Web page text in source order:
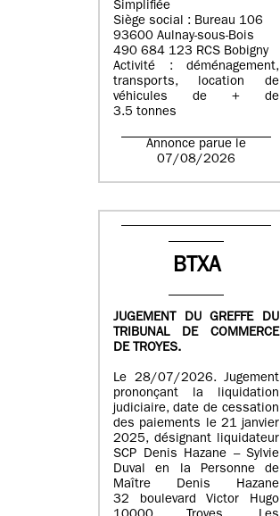
Simplifiée
Siège social : Bureau 106
93600 Aulnay-sous-Bois
490 684 123 RCS Bobigny
Activité : déménagement,
transports, location de
véhicules de + de
3.5 tonnes
Annonce parue le
07/08/2026
BTXA
JUGEMENT DU GREFFE DU
TRIBUNAL DE COMMERCE
DE TROYES.
Le 28/07/2026. Jugement
prononçant la liquidation
judiciaire, date de cessation
des paiements le 21 janvier
2025, désignant liquidateur
SCP Denis Hazane – Sylvie
Duval en la Personne de
Maître Denis Hazane
32 boulevard Victor Hugo